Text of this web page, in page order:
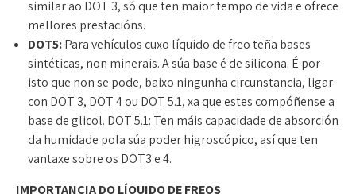
similar ao DOT 3, só que ten maior tempo de vida e ofrece
mellores prestacións.
DOT5:Para vehículos cuxo líquido de freo teña bases
sintéticas, non minerais. A súa base é de silicona. É por
isto que non se pode, baixo ningunha circunstancia, ligar
con DOT 3, DOT 4 ou DOT 5.1, xa que estes compóñense a
base de glicol. DOT 5.1: Ten máis capacidade de absorción
da humidade pola súa poder higroscópico, así que ten
vantaxe sobre os DOT3 e 4.
IMPORTANCIA DO LÍQUIDO DE FREOS